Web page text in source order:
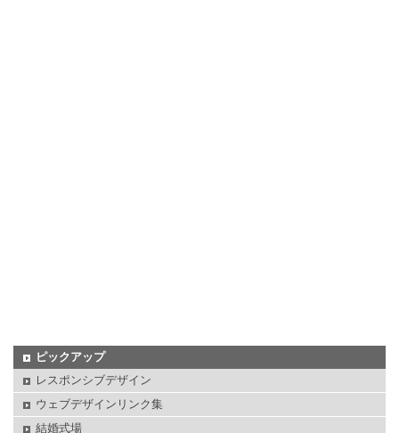
ピックアップ
レスポンシブデザイン
ウェブデザインリンク集
結婚式場